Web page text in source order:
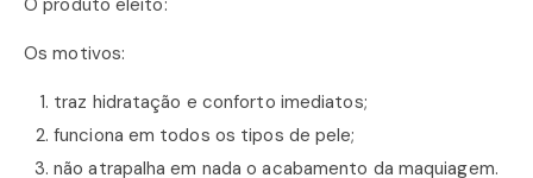
O produto eleito:
Os motivos:
traz hidratação e conforto imediatos;
funciona em todos os tipos de pele;
não atrapalha em nada o acabamento da maquiagem.